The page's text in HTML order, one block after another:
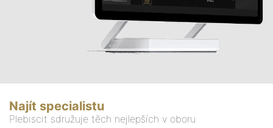
Najít specialistu
Plebiscit sdružuje těch nejlepších v oboru